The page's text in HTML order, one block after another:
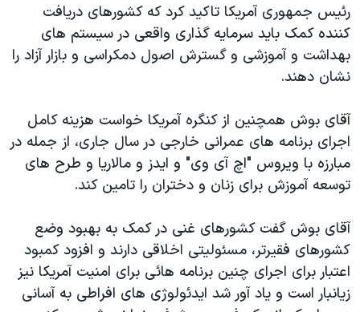
اقتصادی
علم و فناوری
اسرائیل در جنگ
گالری عکس
آرشیو پخش زنده
حمله جمهوری اسلامی به اسرائیل
رمز مهسا
ورزش زنان در ایران
اعتراضات زن، زندگی، آزادی
مجموعه مستندهای دادخواهی
تریبونال مردمی آبان ۹۸
چهل سال گروگان‌گیری
قانون شفافیت دارائی کادر رهبری ایران
اعتراضات مردمی آبان ۹۸
زبانهای مختلف
رئیس جمهوری آمریکا تاکید کرد که کشورهای دریافت
کننده کمک باید سرمایه گذاری واقعی در سیستم های
بهداشت و آموزشی و گسترش اصول دمکراسی و بازار آزاد را
نشان دهند.
آقای بوش همچنین از کنگره آمریکا خواست هزینه کامل
اجرای برنامه های عمرانی خارجی در سال جاری، از جمله در
مبارزه با ویروس "اچ آی وی" و ایدز و مالاریا و طرح های
توسعه آموزش برای زنان و دختران را تامین کند.
آقای بوش گفت کشورهای غنی در کمک به بهبود وضع
کشورهای فقیرتر، مسئولیتی اخلاقی دارند و افزود کمبود
اعتبار برای اجرای چنین برنامه هائی برای امنیت آمریکا نیز
زیانبار است و یاد آور شد ایدئولوژی های افراطی به آسانی